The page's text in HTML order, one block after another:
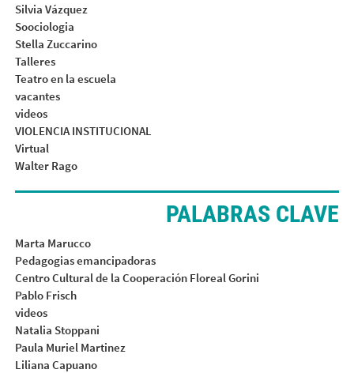
Silvia Vázquez
Soociologia
Stella Zuccarino
Talleres
Teatro en la escuela
vacantes
videos
VIOLENCIA INSTITUCIONAL
Virtual
Walter Rago
PALABRAS CLAVE
Marta Marucco
Pedagogias emancipadoras
Centro Cultural de la Cooperación Floreal Gorini
Pablo Frisch
videos
Natalia Stoppani
Paula Muriel Martinez
Liliana Capuano